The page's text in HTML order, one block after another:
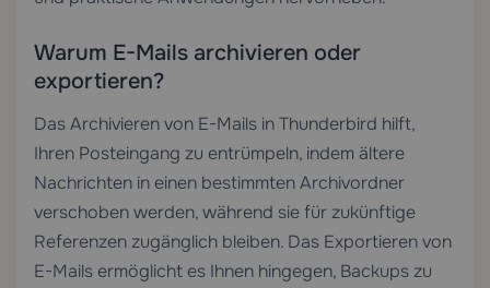
Warum E-Mails archivieren oder
exportieren?
Das Archivieren von E-Mails in Thunderbird hilft,
Ihren Posteingang zu entrümpeln, indem ältere
Nachrichten in einen bestimmten Archivordner
verschoben werden, während sie für zukünftige
Referenzen zugänglich bleiben. Das Exportieren von
E-Mails ermöglicht es Ihnen hingegen, Backups zu